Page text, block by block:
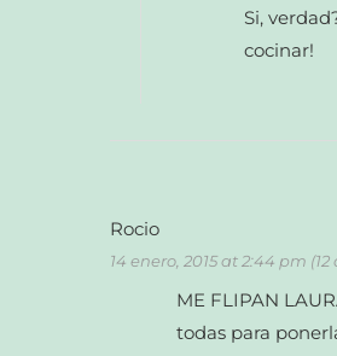
Si,
cocinar!
Rocio
14 enero, 2015 at 2:44 pm
ME FLIPAN
todas para